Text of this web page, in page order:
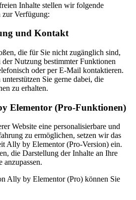
Inhalte stellen wir folgende
zur Verfügung:
und Kontakt
die für Sie nicht zugänglich sind,
Nutzung bestimmter Funktionen
oder per E-Mail kontaktieren.
Sie gerne dabei, die
zu erhalten.
Elementor (Pro-Funktionen)
Website eine personalisierbare und
zu ermöglichen, setzen wir das
Ally by Elementor (Pro-Version) ein.
die Darstellung der Inhalte an Ihre
Ally by Elementor (Pro) können Sie